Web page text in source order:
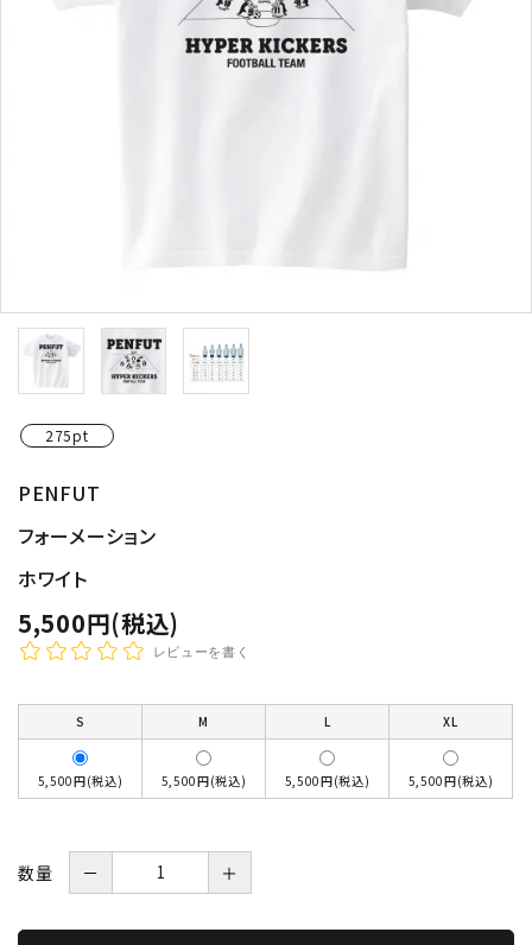
275pt
PENFUT
フォーメーション
ホワイト
5,500円(税込)
レビューを書く
S M L XL
5,500円(税込) 5,500円(税込) 5,500円(税込) 5,500円(税込)
数量 － ＋